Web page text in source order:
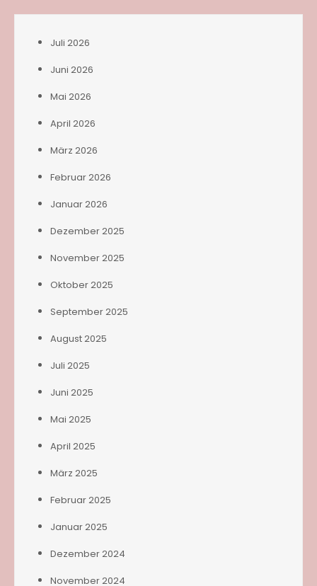
Juli 2026
Juni 2026
Mai 2026
April 2026
März 2026
Februar 2026
Januar 2026
Dezember 2025
November 2025
Oktober 2025
September 2025
August 2025
Juli 2025
Juni 2025
Mai 2025
April 2025
März 2025
Februar 2025
Januar 2025
Dezember 2024
November 2024